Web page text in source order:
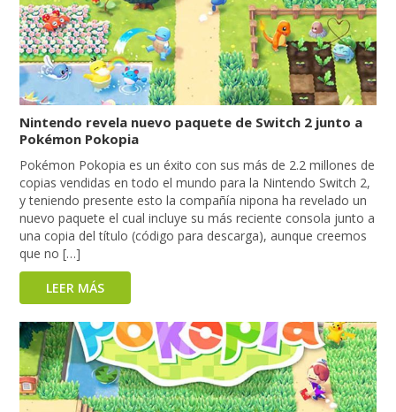
Nintendo revela nuevo paquete de Switch 2 junto a
Pokémon Pokopia
Pokémon Pokopia es un éxito con sus más de 2.2 millones de
copias vendidas en todo el mundo para la Nintendo Switch 2,
y teniendo presente esto la compañía nipona ha revelado un
nuevo paquete el cual incluye su más reciente consola junto a
una copia del título (código para descarga), aunque creemos
que no […]
LEER MÁS